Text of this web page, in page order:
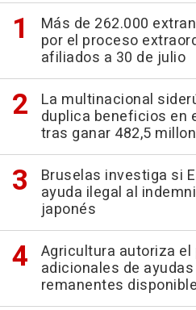
Más de 262.000
por el proceso
afiliados a 30 de julio
La multinacional
duplica beneficios en
tras ganar 482,5
Bruselas investiga si
ayuda ilegal al
japonés
Agricultura autoriza
adicionales de ayudas
remanentes